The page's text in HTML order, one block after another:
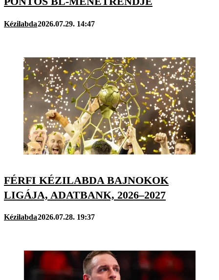
Kézilabda2026.07.29. 14:47
FÉRFI KÉZILABDA BAJNOKOK
LIGÁJA, ADATBANK, 2026–2027
Kézilabda2026.07.28. 19:37